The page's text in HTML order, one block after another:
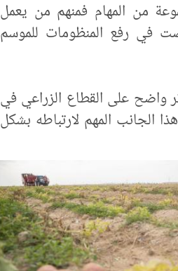
من المهام فمنهم من يعمل
في رفع المنظومات للموسم
واضح على القطاع الزراعي في
الجانب المهم لارتباطه بشكل